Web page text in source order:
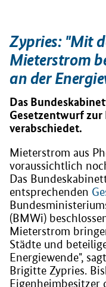
Zypries: "Mit
Mieterstrom
an der
Das
Gesetzentwurf
verabschiedet.
Mieterstrom aus
voraussichtlich
Das
entsprechenden
(BMWi)
Mieterstrom
Städte und
Energiewende",
Brigitte Zypries.
Eigenheimbesitzer